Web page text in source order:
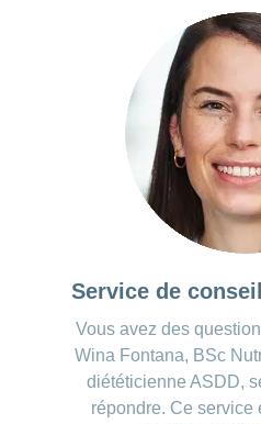
Service de
Vous avez des
Wina Fontana, BSc
diététicienne ASDD,
répondre. Ce service